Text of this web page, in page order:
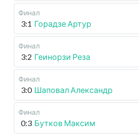
Финал
3:1 Горадзе Артур
Финал
3:2 Геинорзи Реза
Финал
3:0 Шаповал Александр
Финал
0:3 Бутков Максим